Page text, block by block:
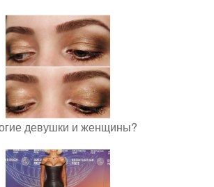
девушки и женщины?